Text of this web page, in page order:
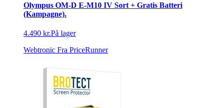
Olympus OM-D E-M10 IV Sort + Gratis Batteri
(Kampagne).
4.490 kr.På lager
Webtronic Fra PriceRunner